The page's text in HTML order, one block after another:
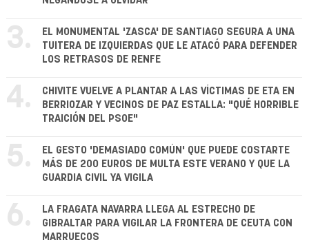
3.
EL MONUMENTAL 'ZASCA' DE SANTIAGO SEGURA A UNA
TUITERA DE IZQUIERDAS QUE LE ATACÓ PARA DEFENDER
LOS RETRASOS DE RENFE
4.
CHIVITE VUELVE A PLANTAR A LAS VÍCTIMAS DE ETA EN
BERRIOZAR Y VECINOS DE PAZ ESTALLA: "QUÉ HORRIBLE
TRAICIÓN DEL PSOE"
5.
EL GESTO 'DEMASIADO COMÚN' QUE PUEDE COSTARTE
MÁS DE 200 EUROS DE MULTA ESTE VERANO Y QUE LA
GUARDIA CIVIL YA VIGILA
6.
LA FRAGATA NAVARRA LLEGA AL ESTRECHO DE
GIBRALTAR PARA VIGILAR LA FRONTERA DE CEUTA CON
MARRUECOS